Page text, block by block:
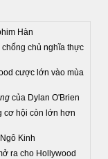
Hàn
chủ nghĩa thực
cược lớn vào mùa
của Dylan O'Brien
cơ hội còn lớn hơn
Kinh
ra cho Hollywood